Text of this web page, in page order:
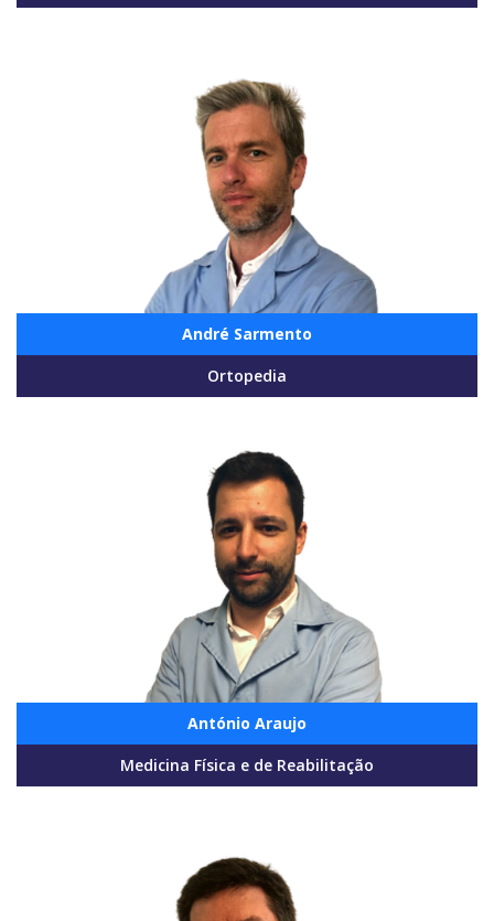
André Sarmento
Ortopedia
António Araujo
Medicina Física e de Reabilitação